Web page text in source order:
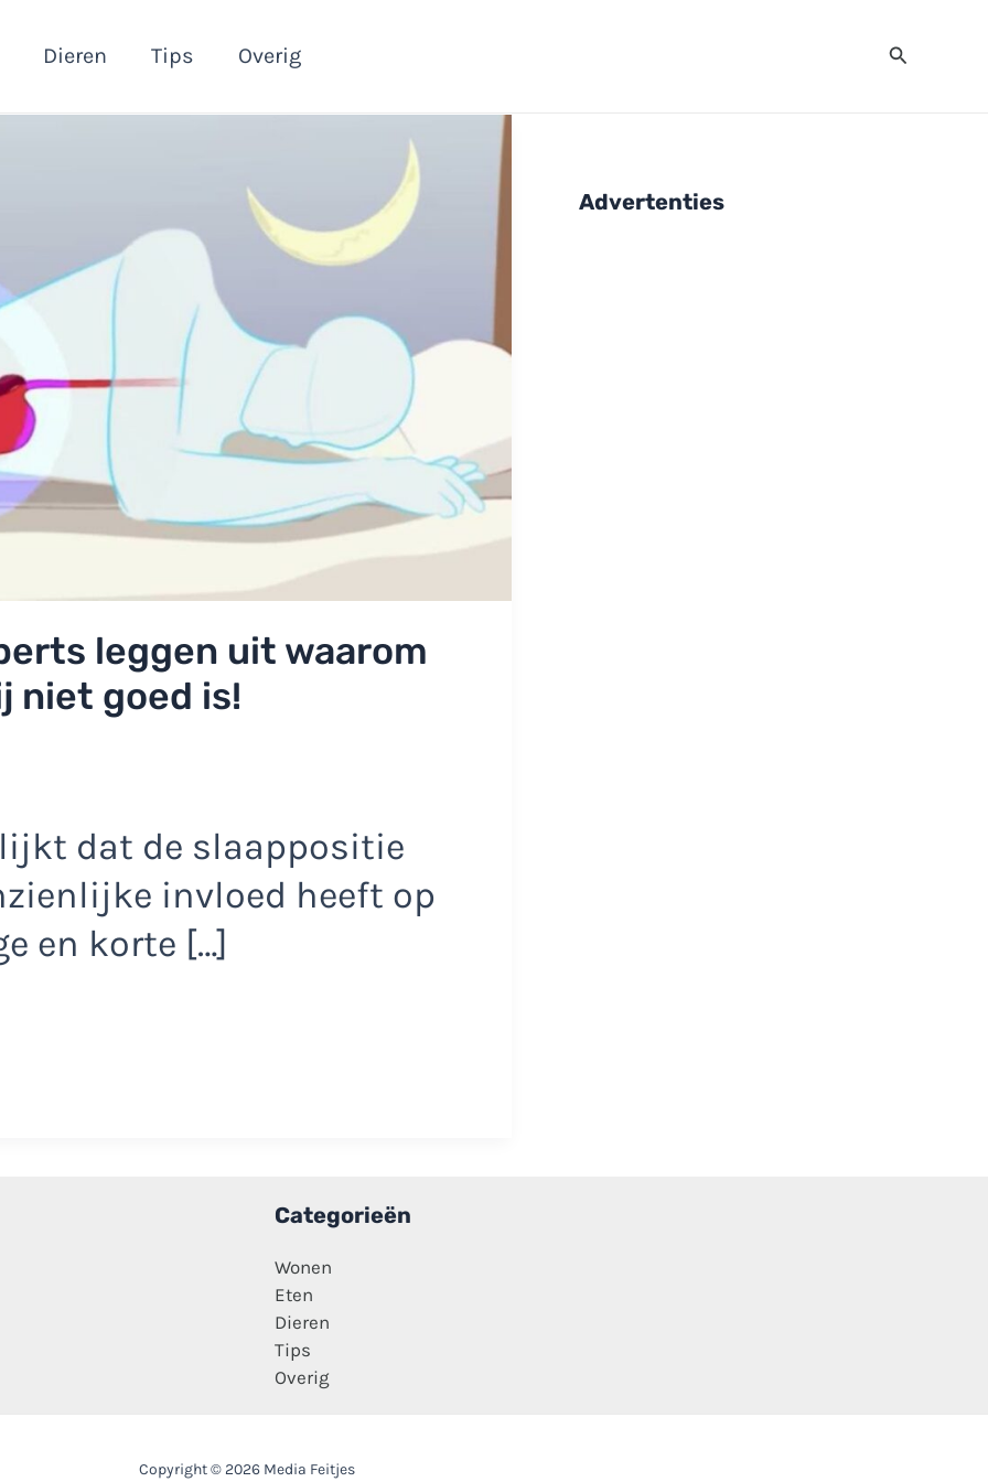
Dieren Tips Overig Zoeken
leggen uit waarom
niet goed is!
dat de slaappositie
invloed heeft op
en korte […]
Advertenties
Categorieën
Wonen
Eten
Dieren
Tips
Overig
Copyright © 2026 Media Feitjes